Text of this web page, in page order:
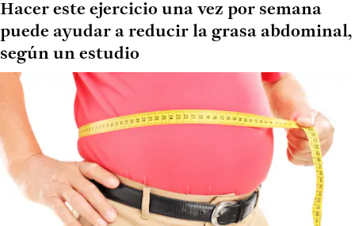
Hacer este ejercicio una vez por semana
puede ayudar a reducir la grasa abdominal,
según un estudio